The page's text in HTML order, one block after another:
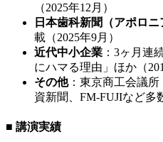
（2025年12月）
日本歯科新聞（アポロニ
載（2025年9月）
近代中小企業 ：3ヶ月連
にハマる理由」ほか（
その他：東京商工会議
資新聞、FM-FUJIなど多
■ 講演実績